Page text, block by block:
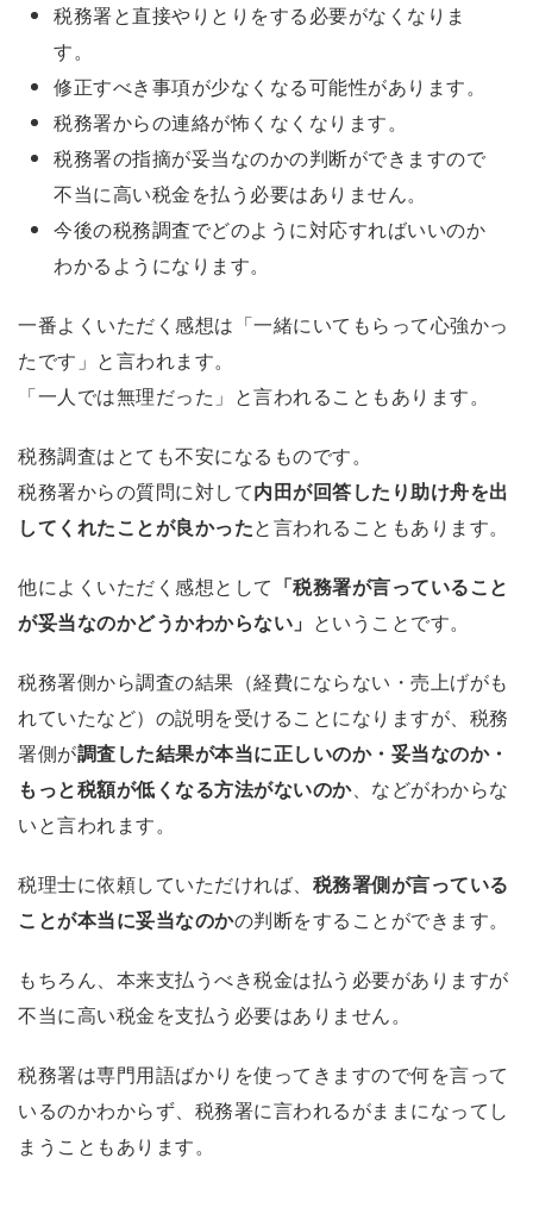
税務署と直接やりとりをする必要がなくなりま
す。
修正すべき事項が少なくなる可能性があります。
税務署からの連絡が怖くなくなります。
税務署の指摘が妥当なのかの判断ができますので
不当に高い税金を払う必要はありません。
今後の税務調査でどのように対応すればいいのか
わかるようになります。
一番よくいただく感想は「一緒にいてもらって心強かっ
たです」と言われます。
「一人では無理だった」と言われることもあります。
税務調査はとても不安になるものです。
税務署からの質問に対して内田が回答したり助け舟を出
してくれたことが良かったと言われることもあります。
他によくいただく感想として 「税務署が言っていること
が妥当なのかどうかわからない」 ということです。
税務署側から調査の結果（経費にならない・売上げがも
れていたなど）の説明を受けることになりますが、税務
署側が調査した結果が本当に正しいのか・妥当なのか・
もっと税額が低くなる方法がないのか、などがわからな
いと言われます。
税理士に依頼していただければ、 税務署側が言っている
ことが本当に妥当なのかの判断をすることができます。
もちろん、本来支払うべき税金は払う必要がありますが
不当に高い税金を支払う必要はありません。
税務署は専門用語ばかりを使ってきますので何を言って
いるのかわからず、税務署に言われるがままになってし
まうこともあります。